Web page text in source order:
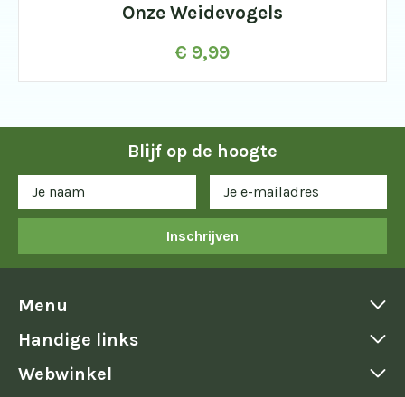
Onze Weidevogels
€ 9,99
Blijf op de hoogte
Inschrijven
Menu
Handige links
Webwinkel